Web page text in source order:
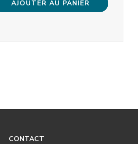
AJOUTER AU PANIER
CONTACT